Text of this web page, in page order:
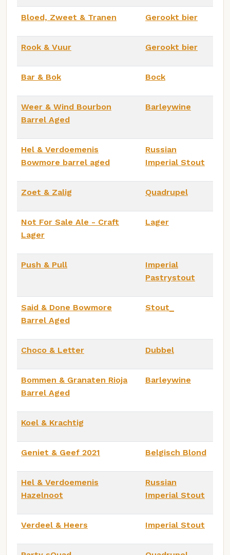
Bloed, Zweet & Tranen Gerookt bier
Rook & Vuur Gerookt bier
Bar & Bok Bock
Weer & Wind Bourbon
Barrel Aged
Barleywine
Hel & Verdoemenis
Bowmore barrel aged
Russian
Imperial Stout
Zoet & Zalig Quadrupel
Not For Sale Ale - Craft
Lager
Lager
Push & Pull
Imperial
Pastrystout
Said & Done Bowmore
Barrel Aged
Stout_
Choco & Letter Dubbel
Bommen & Granaten Rioja
Barrel Aged
Barleywine
Koel & Krachtig
Geniet & Geef 2021 Belgisch Blond
Hel & Verdoemenis
Hazelnoot
Russian
Imperial Stout
Verdeel & Heers Imperial Stout